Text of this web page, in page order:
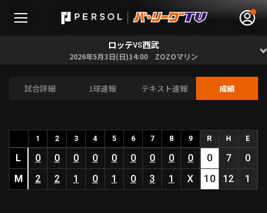
無料アカウント登録 ログイン
HOME
動画
日程･結果
ロッテVS西武
2026年5月3日(日)14:00 ZOZOマリン
試合詳細 1球速報 テキスト速報 成績
1 2 3 4 5 6 7 8 9 R H E
L 0 0 0 0 0 0 0 0 0 0 7
0
M
2 2 1 0 1 0 3 1 X 10 12 1